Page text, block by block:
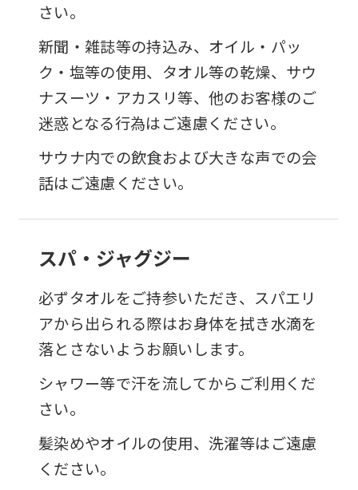
さい。
新聞・雑誌等の持込み、オイル・パッ
ク・塩等の使用、タオル等の乾燥、サウ
ナスーツ・アカスリ等、他のお客様のご
迷惑となる行為はご遠慮ください。
サウナ内での飲食および大きな声での会
話はご遠慮ください。
スパ・ジャグジー
必ずタオルをご持参いただき、スパエリ
アから出られる際はお身体を拭き水滴を
落とさないようお願いします。
シャワー等で汗を流してからご利用くだ
さい。
髪染めやオイルの使用、洗濯等はご遠慮
ください。